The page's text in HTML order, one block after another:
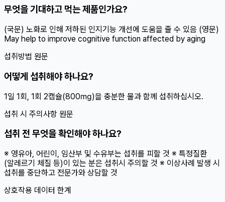
무엇을 기대하고 먹는 제품인가요?
(국문) 노화로 인해 저하된 인지기능 개선에 도움을 줄 수 있음 (영문)
May help to improve cognitive function affected by aging
섭취방법 원문
어떻게 섭취해야 하나요?
1일 1회, 1회 2캡슐(800㎎)을 충분한 물과 함께 섭취하십시오.
섭취 시 주의사항 원문
섭취 전 무엇을 확인해야 하나요?
※ 영유아, 어린이, 임산부 및 수유부는 섭취를 피할 것 ※ 특정질환
(알레르기 체질 등)이 있는 분은 섭취시 주의할 것 ※ 이상사례 발생 시
섭취를 중단하고 전문가와 상담할 것
상호작용 데이터 한계